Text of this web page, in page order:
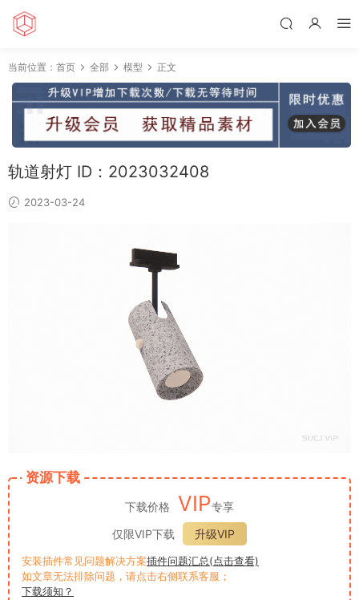
当前位置： 首页 全部 模型 正文
轨道射灯 ID：2023032408
2023-03-24
资源下载
下载价格 VIP专享
仅限VIP下载
升级VIP
安装插件常见问题解决方案插件问题汇总(点击查看)
如文章无法排除问题，请点击右侧联系客服；
下载须知？